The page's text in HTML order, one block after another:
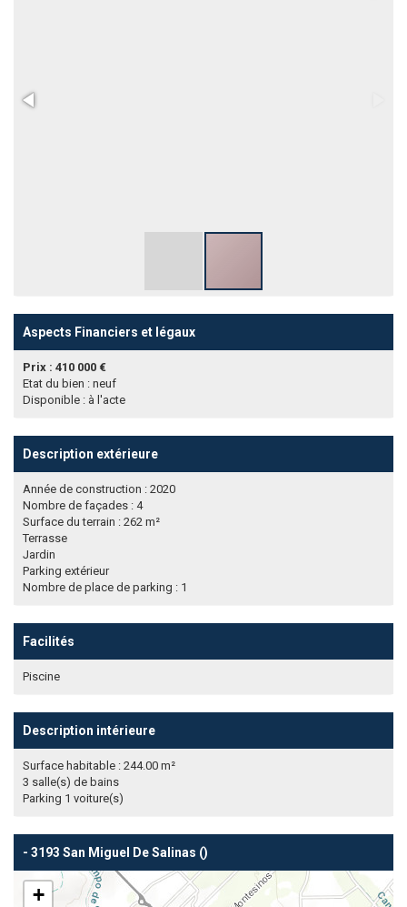
Aspects Financiers et légaux
Prix : 410 000 €
Etat du bien : neuf
Disponible : à l'acte
Description extérieure
Année de construction : 2020
Nombre de façades : 4
Surface du terrain : 262 m²
Terrasse
Jardin
Parking extérieur
Nombre de place de parking : 1
Facilités
Piscine
Description intérieure
Surface habitable : 244.00 m²
3 salle(s) de bains
Parking 1 voiture(s)
- 3193 San Miguel De Salinas ()
+